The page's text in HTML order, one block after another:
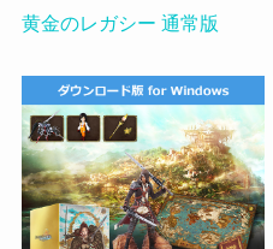
黄金のレガシー 通常版